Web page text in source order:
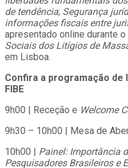
de tendência; Segurança
informações fiscais entre
apresentado online durante o
Sociais dos Litígios de
em Lisboa.
Confira a programação de
FIBE
9h00 | Receção e Welcome
9h30 – 10h00 | Mesa de
10h00 | Painel: Importância
Pesquisadores Brasileiros e